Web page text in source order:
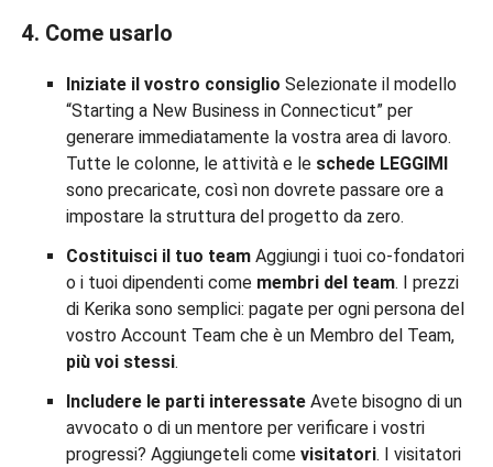
4. Come usarlo
Iniziate il vostro consiglio Selezionate il modello
“Starting a New Business in Connecticut” per
generare immediatamente la vostra area di lavoro.
Tutte le colonne, le attività e le schede LEGGIMI
sono precaricate, così non dovrete passare ore a
impostare la struttura del progetto da zero.
Costituisci il tuo team Aggiungi i tuoi co-fondatori
o i tuoi dipendenti come membri del team. I prezzi
di Kerika sono semplici: pagate per ogni persona del
vostro Account Team che è un Membro del Team,
più voi stessi.
Includere le parti interessate Avete bisogno di un
avvocato o di un mentore per verificare i vostri
progressi? Aggiungeteli come visitatori. I visitatori